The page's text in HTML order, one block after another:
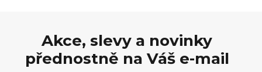
Akce, slevy a novinky
přednostně na Váš e-mail